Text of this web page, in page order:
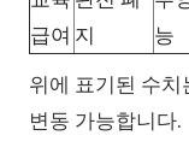
급여 지
능
위에 표기된 수
변동 가능합니다.